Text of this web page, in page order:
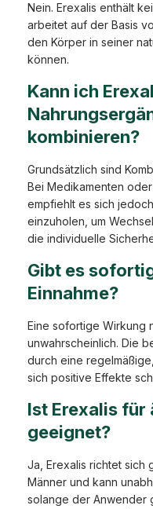
Nein. Erexalis enthält
arbeitet auf der Basis
den Körper in seiner
können.
Kann ich
kombinieren?
Grundsätzlich sind
Bei Medikamenten
empfiehlt es sich
einzuholen, um
die individuelle
Gibt es
Einnahme?
Eine sofortige Wirkung
unwahrscheinlich. Die
durch eine
sich positive Effekte
Ist Erexalis für
geeignet?
Ja, Erexalis richtet sich
Männer und kann
solange der Anwender